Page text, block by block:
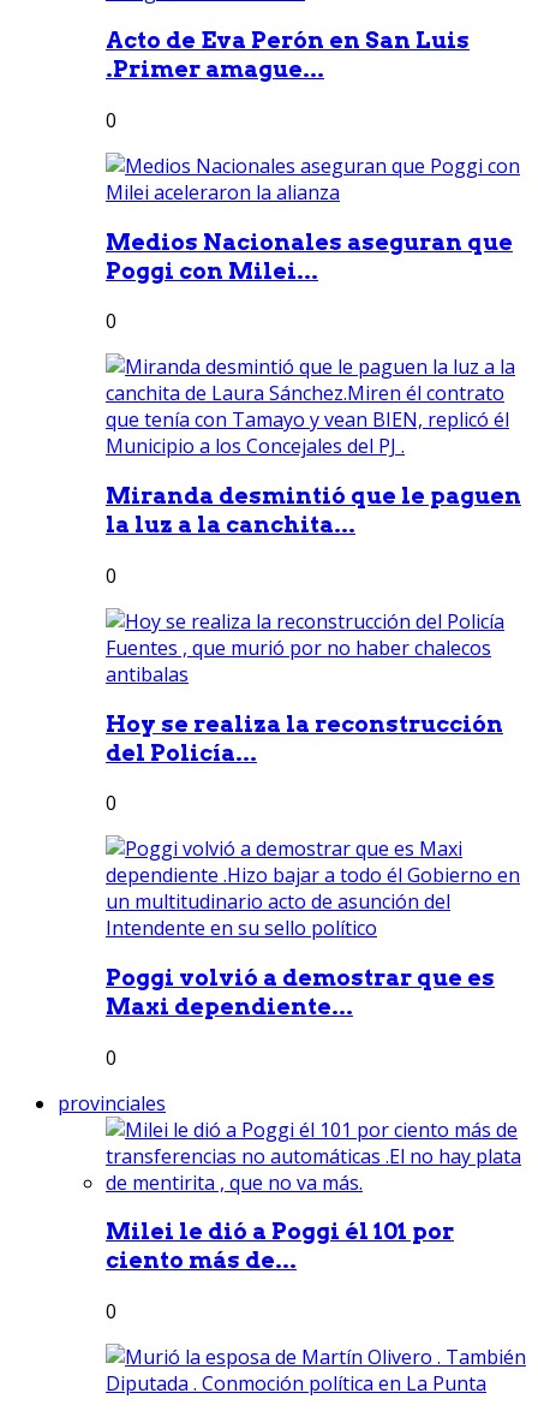
Acto de Eva Perón en San Luis
.Primer amague...
0
Medios Nacionales aseguran que
Poggi con Milei...
0
Miranda desmintió que le paguen
la luz a la canchita...
0
Hoy se realiza la reconstrucción
del Policía...
0
Poggi volvió a demostrar que es
Maxi dependiente...
0
provinciales
Milei le dió a Poggi él 101 por
ciento más de...
0